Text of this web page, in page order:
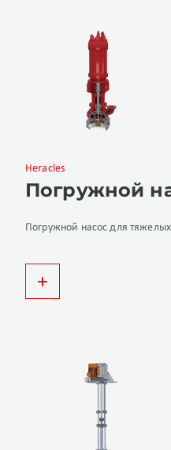
Heracles
Погружной
Погружной насос для